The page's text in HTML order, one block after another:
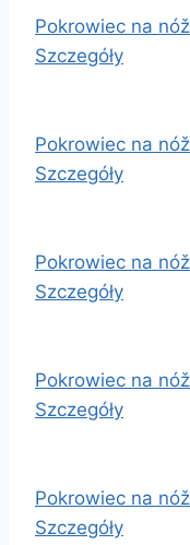
Pokrowiec na
Szczegóły
Pokrowiec na
Szczegóły
Pokrowiec na
Szczegóły
Pokrowiec na
Szczegóły
Pokrowiec na
Szczegóły